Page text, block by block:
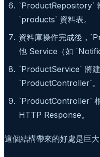
`ProductRepository`
`products` 資料表。
資料庫操作完成後，
他 Service（如
`ProductService` 將
`ProductController`。
`ProductController`
HTTP Response。
這個結構帶來的好處是巨大